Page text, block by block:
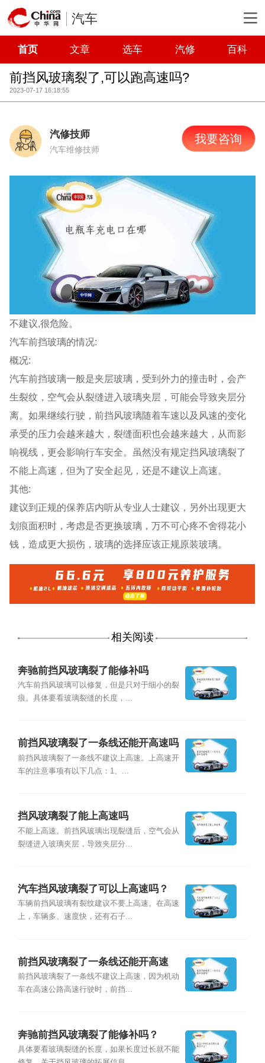
汽车
首页 文章 选车 汽修 百科
前挡风玻璃裂了,可以跑高速吗?
2023-07-17 16:18:55
汽修技师
汽车维修技师
我要咨询
不建议,很危险。
汽车前挡玻璃的情况:
概况:
汽车前挡玻璃一般是夹层玻璃，受到外力的撞击时，会产
生裂纹，空气会从裂缝进入玻璃夹层，可能会导致夹层分
离。如果继续行驶，前挡风玻璃随着车速以及风速的变化
承受的压力会越来越大，裂缝面积也会越来越大，从而影
响视线，更会影响行车安全。虽然没有规定挡风玻璃裂了
不能上高速，但为了安全起见，还是不建议上高速。
其他:
建议到正规的保养店内听从专业人士建议，另外出现更大
划痕面积时，考虑是否更换玻璃，万不可心疼不舍得花小
钱，造成更大损伤，玻璃的选择应该正规原装玻璃。
相关阅读
奔驰前挡风玻璃裂了能修补吗
汽车前挡风玻璃可以修复，但是只对于细小的裂
痕。具体要看玻璃裂缝的长度，...
前挡风玻璃裂了一条线还能开高速吗
前挡风玻璃裂了一条线不建议上高速。上高速开
车的注意事项有以下几点：1、...
挡风玻璃裂了能上高速吗
不能上高速。前挡风玻璃出现裂缝后，空气会从
裂缝进入玻璃夹层，导致夹层分...
汽车挡风玻璃裂了可以上高速吗？
车辆前挡风玻璃有裂纹建议不要上高速。在高速
上，车辆多、速度快，还有石子...
前挡风玻璃裂了一条线还能开高速
吗？
前挡风玻璃裂了一条线不建议上高速，因为机动
车在高速公路高速行驶时，前挡...
奔驰前挡风玻璃裂了能修补吗？
具体要看玻璃裂缝的长度，如果长度过长就不能